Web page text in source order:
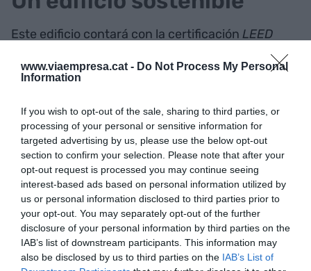
www.viaempresa.cat - Do Not Process My Personal
Information
If you wish to opt-out of the sale, sharing to third parties, or
processing of your personal or sensitive information for
targeted advertising by us, please use the below opt-out
section to confirm your selection. Please note that after your
opt-out request is processed you may continue seeing
interest-based ads based on personal information utilized by
us or personal information disclosed to third parties prior to
your opt-out. You may separately opt-out of the further
disclosure of your personal information by third parties on the
IAB’s list of downstream participants. This information may
also be disclosed by us to third parties on the IAB’s List of
Este edificio contará con la certificación LEED
, el nivel más alto de certificación en el
sistema LEED para espacios sostenibles, lo que
transporte respetuoso con el medio ambiente,
impacto positivo en el ecosistema local, calidad
ambiental interior, eficiencia en el uso del agua o
rendimiento energético y uso de energías
renovables, entre otras características.
AñadirVIA Empresacomo fuente preferida
de Google de forma gratuita
Mantente informado con las últimas noticias de